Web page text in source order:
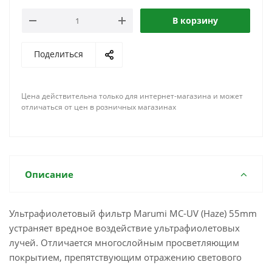
В корзину
Поделиться
Цена действительна только для интернет-магазина и может
отличаться от цен в розничных магазинах
Описание
Ультрафиолетовый фильтр Marumi MC-UV (Haze) 55mm
устраняет вредное воздействие ультрафиолетовых
лучей. Отличается многослойным просветляющим
покрытием, препятствующим отражению светового